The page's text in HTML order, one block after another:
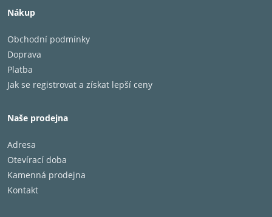
Nákup
Obchodní podmínky
Doprava
Platba
Jak se registrovat a získat lepší ceny
Naše prodejna
Adresa
Otevírací doba
Kamenná prodejna
Kontakt